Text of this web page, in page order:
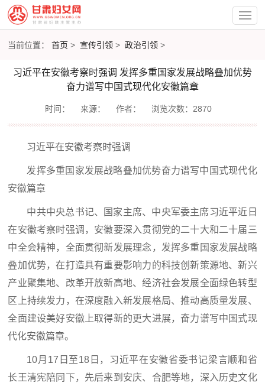
当前位置：首页 > 宣传引领 >政治引领 >
习近平在安徽考察时强调 发挥多重国家发展战略叠加优势
奋力谱写中国式现代化安徽篇章
时间： 来源： 作者： 浏览次数：2870
习近平在安徽考察时强调
发挥多重国家发展战略叠加优势奋力谱写中国式现代化
安徽篇章
中共中央总书记、国家主席、中央军委主席习近平近日
在安徽考察时强调，安徽要深入贯彻党的二十大和二十届三
中全会精神，全面贯彻新发展理念，发挥多重国家发展战略
叠加优势，在打造具有重要影响力的科技创新策源地、新兴
产业聚集地、改革开放新高地、经济社会发展全面绿色转型
区上持续发力，在深度融入新发展格局、推动高质量发展、
全面建设美好安徽上取得新的更大进展，奋力谱写中国式现
代化安徽篇章。
10月17日至18日，习近平在安徽省委书记梁言顺和省
长王清宪陪同下，先后来到安庆、合肥等地，深入历史文化